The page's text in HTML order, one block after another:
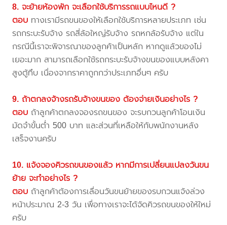
8. จะย้ายห้องพัก จะเลือกใช้บริการรถแบบไหนดี ?
ตอบ ทางเรามีรถขนของให้เลือกใช้บริการหลายประเภท เช่น
รถกระบะรับจ้าง รถสี่ล้อใหญ่รับจ้าง รถหกล้อรับจ้าง แต่ใน
กรณีนี้เราจะพิจารณาของลูกค้าเป็นหลัก หากดูแล้วของไม่
เยอะมาก สามารถเลือกใช้รถกระบะรับจ้างขนของแบบหลังคา
สูงตู้ทึบ เนื่องจากราคาถูกกว่าประเภทอื่นๆ ครับ
9. ถ้าตกลงจ้างรถรับจ้างขนของ ต้องจ่ายเงินอย่างไร ?
ตอบ ถ้าลูกค้าตกลงจองรถขนของ จะรบกวนลูกค้าโอนเงิน
มัดจำขั้นต่ำ 500 บาท และส่วนที่เหลือให้กับพนักงานหลัง
เสร็จงานครับ
10. แจ้งจองคิวรถขนของแล้ว หากมีการเปลี่ยนแปลงวันขน
ย้าย จะทำอย่างไร ?
ตอบ ถ้าลูกค้าต้องการเลื่อนวันขนย้ายของรบกวนแจ้งล่วง
หน้าประมาณ 2-3 วัน เพื่อทางเราจะได้จัดคิวรถขนของให้ใหม่
ครับ